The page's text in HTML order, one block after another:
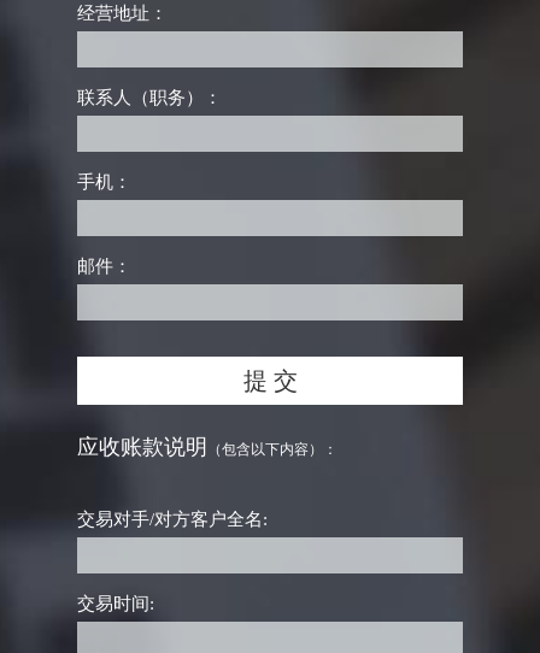
经营地址：
联系人（职务）：
手机：
邮件：
应收账款说明 （包含以下内容）：
交易对手/对方客户全名:
交易时间: